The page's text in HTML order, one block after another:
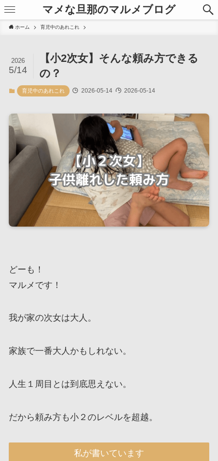
マメな旦那のマルメブログ
ホーム 育児中のあれこれ
【小2次女】そんな頼み方できる
の？
2026
5/14
育児中のあれこれ 2026-05-14 2026-05-14
どーも！
マルメです！
我が家の次女は大人。
家族で一番大人かもしれない。
人生１周目とは到底思えない。
だから頼み方も小２のレベルを超越。
私が書いています